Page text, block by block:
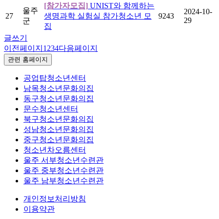
27
울주
군
[참가자모집] UNIST와 함께하는
생명과학 실험실 참가청소년 모
집
9243
2024-10-
29
글쓰기
이전페이지 1 234다음페이지
관련 홈페이지
공업탑청소년센터
남목청소년문화의집
동구청소년문화의집
문수청소년센터
북구청소년문화의집
성남청소년문화의집
중구청소년문화의집
청소년차오름센터
울주 서부청소년수련관
울주 중부청소년수련관
울주 남부청소년수련관
개인정보처리방침
이용약관